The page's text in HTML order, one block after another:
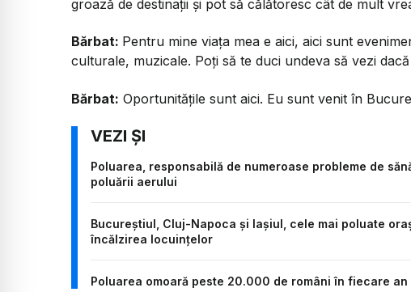
groază de destinații și pot să călătoresc cât de mult
Bărbat: Pentru mine viața mea e aici, aici sunt
culturale, muzicale. Poți să te duci undeva să vezi
Bărbat: Oportunitățile sunt aici. Eu sunt venit în
Poluarea, responsabilă de numeroase probleme de
poluării aerului
Bucureștiul, Cluj-Napoca și Iașiul, cele mai poluate
încălzirea locuințelor
Poluarea omoară peste 20.000 de români în fiecare an